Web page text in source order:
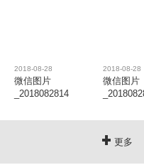
2018-08-28
微信图片
_2018082814
2018-08-28
微信图片
更多